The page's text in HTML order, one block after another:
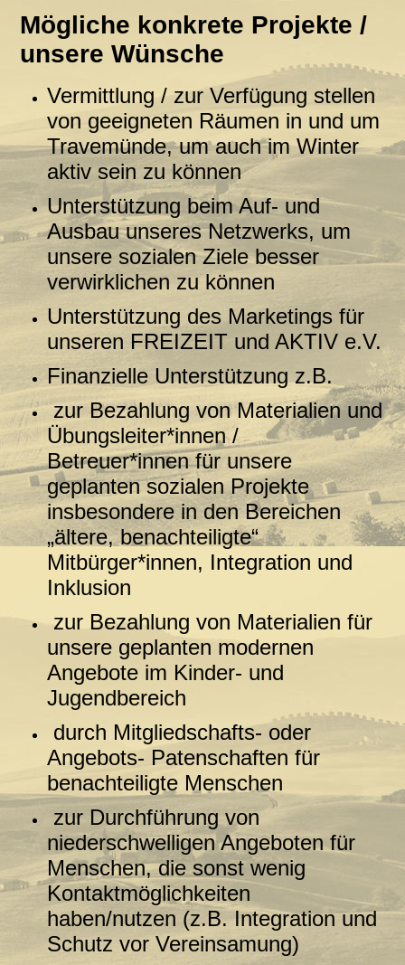
Mögliche konkrete Projekte /
unsere Wünsche
Vermittlung / zur Verfügung stellen
von geeigneten Räumen in und um
Travemünde, um auch im Winter
aktiv sein zu können
Unterstützung beim Auf- und
Ausbau unseres Netzwerks, um
unsere sozialen Ziele besser
verwirklichen zu können
Unterstützung des Marketings für
unseren FREIZEIT und AKTIV e.V.
Finanzielle Unterstützung z.B.
zur Bezahlung von Materialien und
Übungsleiter*innen /
Betreuer*innen für unsere
geplanten sozialen Projekte
insbesondere in den Bereichen
„ältere, benachteiligte“
Mitbürger*innen, Integration und
Inklusion
zur Bezahlung von Materialien für
unsere geplanten modernen
Angebote im Kinder- und
Jugendbereich
durch Mitgliedschafts- oder
Angebots- Patenschaften für
benachteiligte Menschen
zur Durchführung von
niederschwelligen Angeboten für
Menschen, die sonst wenig
Kontaktmöglichkeiten
haben/nutzen (z.B. Integration und
Schutz vor Vereinsamung)